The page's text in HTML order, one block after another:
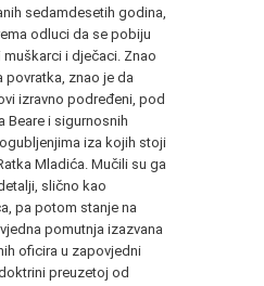
sedamdesetih godina,
odluci da se pobiju
i dječaci. Znao
povratka, znao je da
izravno podređeni, pod
Beare i sigurnosnih
iza kojih stoji
Mladića. Mučili su ga
slično kao
pa potom stanje na
pomutnja izazvana
oficira u zapovjedni
preuzetoj od